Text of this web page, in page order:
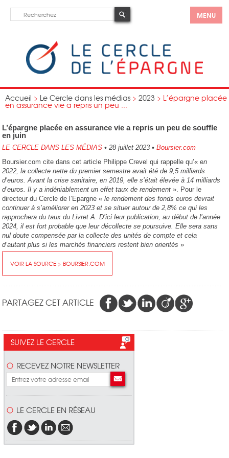
MENU
Accueil > Le Cercle dans les médias > 2023 > L’épargne placée
en assurance vie a repris un peu ...
L’épargne placée en assurance vie a repris un peu de souffle
en juin
LE CERCLE DANS LES MÉDIAS • 28 juillet 2023• Boursier.com
Boursier.com cite dans cet article Philippe Crevel qui rappelle qu’« en
2022, la collecte nette du premier semestre avait été de 9,5 milliards
d’euros. Avant la crise sanitaire, en 2019, elle s’était élevée à 14 milliards
d’euros. Il y a indéniablement un effet taux de rendement ». Pour le
directeur du Cercle de l’Epargne «le rendement des fonds euros devrait
continuer à s’améliorer en 2023 et se situer autour de 2,8% ce qui les
rapprochera du taux du Livret A.D’ici leur publication, au début de l’année
2024, il est fort probable que leur décollecte se poursuive. Elle sera sans
nul doute compensée par la collecte des unités de compte et cela
d’autant plus si les marchés financiers restent bien orientés »
VOIR LA SOURCE > BOURSIER.COM
PARTAGEZ CET ARTICLE
SUIVEZ LE CERCLE
RECEVEZ NOTRE NEWSLETTER
LE CERCLE EN RÉSEAU